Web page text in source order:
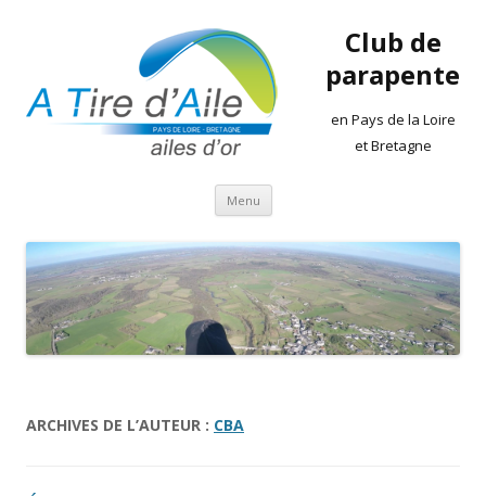
Club de
parapente
en Pays de la Loire
et Bretagne
Menu Aller
contenu
ARCHIVES DE L’AUTEUR : CBA